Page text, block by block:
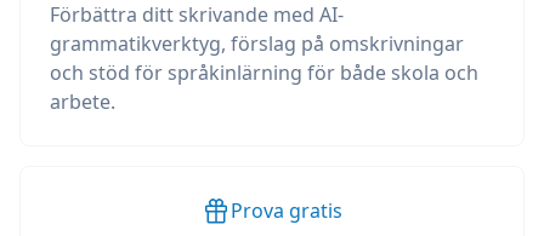
Förbättra ditt skrivande med AI-
grammatikverktyg, förslag på omskrivningar
och stöd för språkinlärning för både skola och
arbete.
Prova gratis